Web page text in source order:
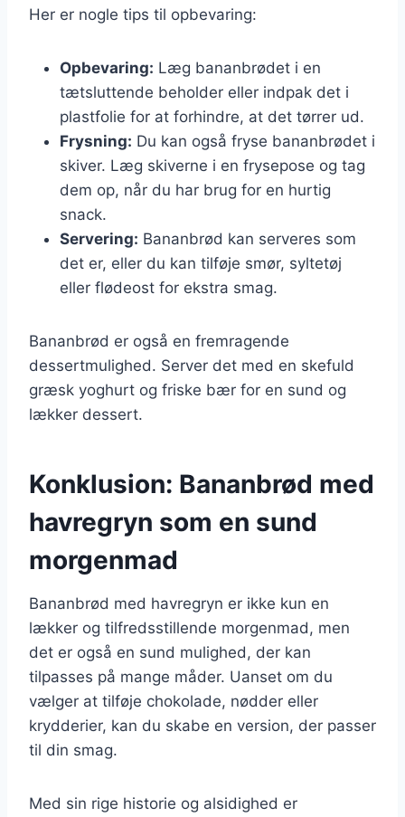
Her er nogle tips til opbevaring:
Opbevaring: Læg bananbrødet i en
tætsluttende beholder eller indpak det i
plastfolie for at forhindre, at det tørrer ud.
Frysning: Du kan også fryse bananbrødet i
skiver. Læg skiverne i en frysepose og tag
dem op, når du har brug for en hurtig
snack.
Servering: Bananbrød kan serveres som
det er, eller du kan tilføje smør, syltetøj
eller flødeost for ekstra smag.
Bananbrød er også en fremragende
dessertmulighed. Server det med en skefuld
græsk yoghurt og friske bær for en sund og
lækker dessert.
Konklusion: Bananbrød med
havregryn som en sund
morgenmad
Bananbrød med havregryn er ikke kun en
lækker og tilfredsstillende morgenmad, men
det er også en sund mulighed, der kan
tilpasses på mange måder. Uanset om du
vælger at tilføje chokolade, nødder eller
krydderier, kan du skabe en version, der passer
til din smag.
Med sin rige historie og alsidighed er